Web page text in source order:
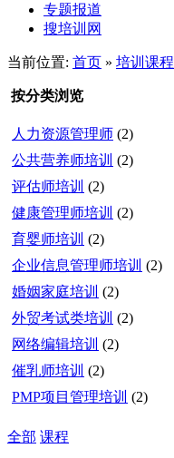
专题报道
搜培训网
当前位置: 首页 » 培训课程
按分类浏览
人力资源管理师 (2)
公共营养师培训 (2)
评估师培训 (2)
健康管理师培训 (2)
育婴师培训 (2)
企业信息管理师培训 (2)
婚姻家庭培训 (2)
外贸考试类培训 (2)
网络编辑培训 (2)
催乳师培训 (2)
PMP项目管理培训 (2)
全部 课程